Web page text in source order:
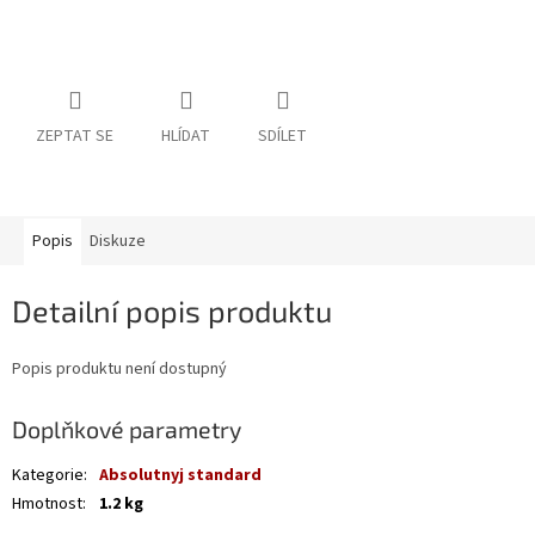
ZEPTAT SE HLÍDAT SDÍLET
Popis Diskuze
Detailní popis produktu
Popis produktu není dostupný
Doplňkové parametry
Kategorie: Absolutnyj standard
Hmotnost: 1.2 kg